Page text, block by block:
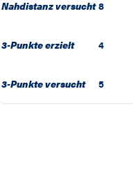
Nahdistanz versucht 8
3-Punkte erzielt 4
3-Punkte versucht 5